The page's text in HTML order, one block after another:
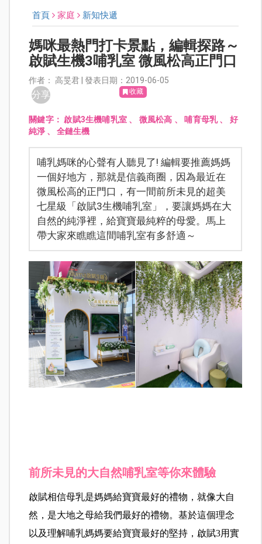
首頁 家庭 新知快遞
媽咪最熱門打卡景點，編輯探路～
啟賦生機3哺乳室 微風松高正門口
作者： 高旻君 | 發表日期：2019-06-05
分享 收藏
關鍵字： 啟賦3生機哺乳室 、 微風松高 、 哺育母乳、 好
純淨 、全鏈生機
哺乳媽咪的心聲有人聽見了! 編輯要推薦媽媽
一個好地方，那就是信義商圈，因為最近在
微風松高的正門口，有一間前所未見的超美
七星級「啟賦3生機哺乳室」，要讓媽媽在大
自然的純淨裡，給寶寶最純粹的母愛。馬上
帶大家來瞧瞧這間哺乳室有多舒適～
前所未見的大自然哺乳室等你來體驗
啟賦相信母乳是媽媽給寶寶最好的禮物，就像大自
然，是大地之母給我們最好的禮物。基於這個理念
以及理解哺乳媽媽要給寶寶最好的堅持，啟賦3用實